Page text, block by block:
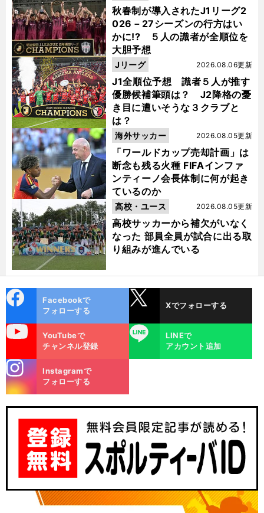
秋春制が導入されたJ1リーグ2
026－27シーズンの行方はい
かに!? ５人の識者が全順位を
大胆予想
J1全順位予想 識者５人が推す
優勝候補筆頭は？ J2降格の憂
き目に遭いそうな３クラブと
は？
2026.08.06更新
Jリーグ
「ワールドカップ売却計画」は
断念も残る火種 FIFAインファ
ンティーノ会長体制に何が起き
ているのか
2026.08.05更新
海外サッカー
高校サッカーから補欠がいなく
なった 部員全員が試合に出る取
り組みが進んでいる
2026.08.05更新
高校・ユース
ok
Facebookで
フォローする
Xでフォローする
YouTubeで
チャンネル登録
LINE
LINEで
アカウント追加
m
Instagramで
フォローする